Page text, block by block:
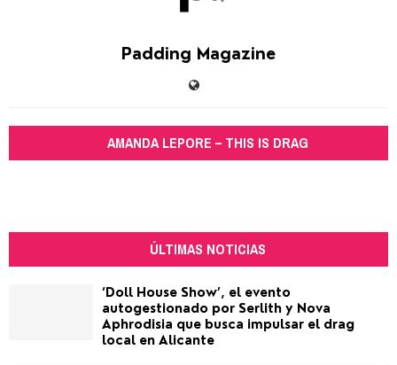
Padding Magazine
AMANDA LEPORE – THIS IS DRAG
ÚLTIMAS NOTICIAS
‘Doll House Show’, el evento
autogestionado por Serlith y Nova
Aphrodisia que busca impulsar el drag
local en Alicante